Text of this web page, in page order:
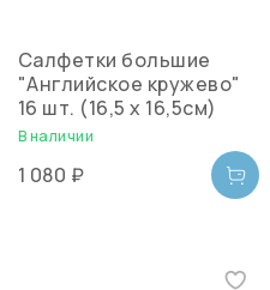
Салфетки большие
"Английское кружево"
16 шт. (16,5 х 16,5см)
В наличии
1 080 ₽